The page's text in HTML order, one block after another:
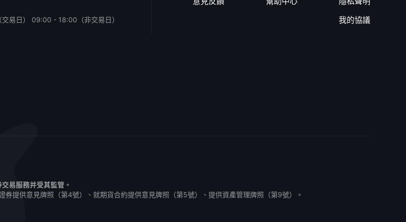
我的協議
易日） 09:00 - 18:00（非交易日）
易服務并受其監管。
提供意見牌照（第4號）、就期貨合約提供意見牌照（第5號）、提供資產管理牌照（第9號）。